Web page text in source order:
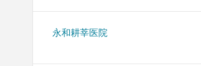
永和耕莘医院